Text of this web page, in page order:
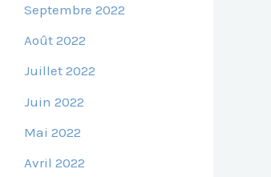
Septembre 2022
Août 2022
Juillet 2022
Juin 2022
Mai 2022
Avril 2022